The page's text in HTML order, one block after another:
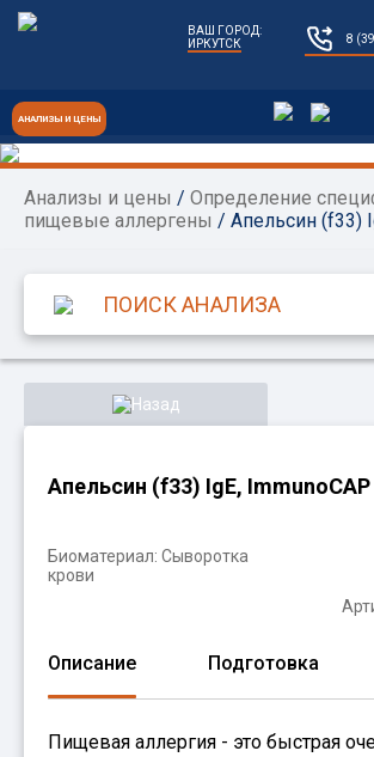
АНАЛИЗЫ И ЦЕНЫ
ВАШ ГОРОД:
ИРКУТСК
8
Анализы и цены / Определение
пищевые аллергены / Апельсин (f33)
Назад
Апельсин (f33) IgE, ImmunoCAP
Биоматериал: Сыворотка
крови
Описание Подготовка
Пищевая аллергия - это быстрая